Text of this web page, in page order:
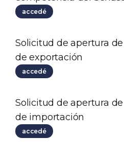
accedé
Solicitud de apertura
de exportación
accedé
Solicitud de apertura
de importación
accedé